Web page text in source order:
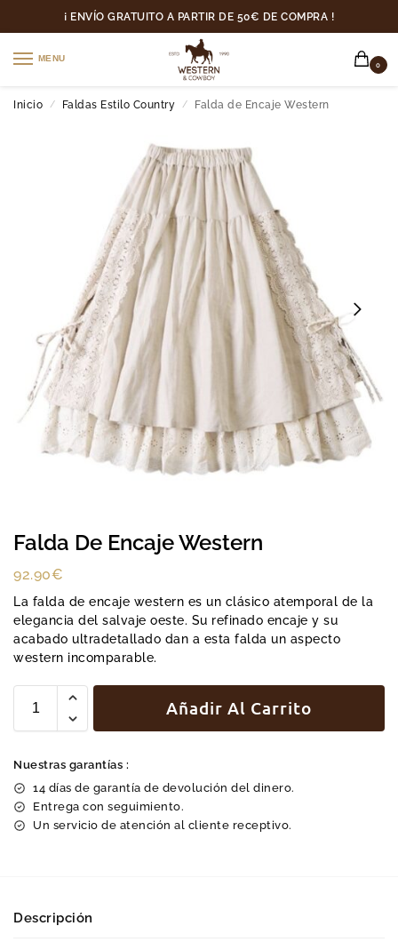
¡ ENVÍO GRATUITO A PARTIR DE 50€ DE COMPRA !
MENU
0
Inicio / Faldas Estilo Country / Falda de Encaje Western
Falda De Encaje Western
92.90€
La falda de encaje western es un clásico atemporal de la
elegancia del salvaje oeste. Su refinado encaje y su
acabado ultradetallado dan a esta falda un aspecto
western incomparable.
Añadir Al Carrito
Nuestras garantías :
14 días de garantía de devolución del dinero.
Entrega con seguimiento.
Un servicio de atención al cliente receptivo.
Descripción